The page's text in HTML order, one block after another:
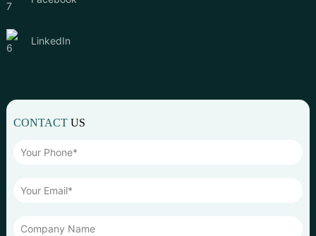
LinkedIn
CONTACTUS